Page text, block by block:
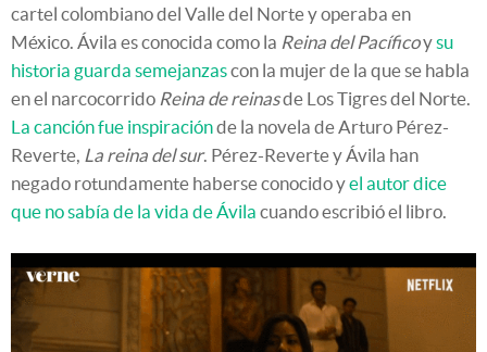
cartel colombiano del Valle del Norte y operaba en
México. Ávila es conocida como la Reina del Pacíficoysu
historia guarda semejanzascon la mujer de la que se habla
en el narcocorrido Reina de reinasde Los Tigres del Norte.
La canción fue inspiraciónde la novela de Arturo Pérez-
Reverte, La reina del sur. Pérez-Reverte y Ávila han
negado rotundamente haberse conocido yel autor dice
que no sabía de la vida de Ávila cuando escribió el libro.